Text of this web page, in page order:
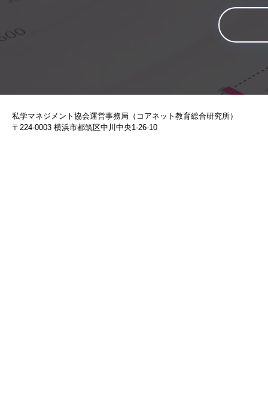
私学マネジメント協会運営事務局（コアネット教育総合研究所）
〒224-0003 横浜市都筑区中川中央1-26-10